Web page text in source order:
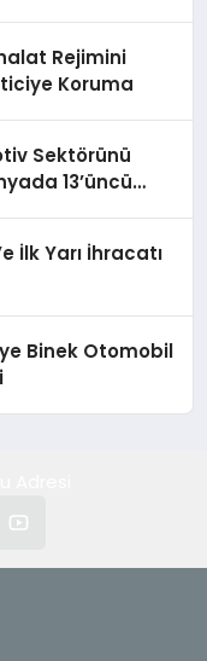
Rejimini
Koruma
Sektörünü
13’üncü
İlk Yarı İhracatı
Binek Otomobil